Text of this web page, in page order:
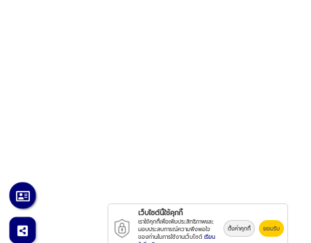
เว็บไซต์นี้ใช้คุกกี้
เราใช้คุกกี้เพื่อเพิ่มประสิทธิภาพและ
มอบประสบการณ์ความพึงพอใจ
ของท่านในการใช้งานเว็บไซต์ เรียน
ตั้งค่าคุกกี้ ยอมรับ